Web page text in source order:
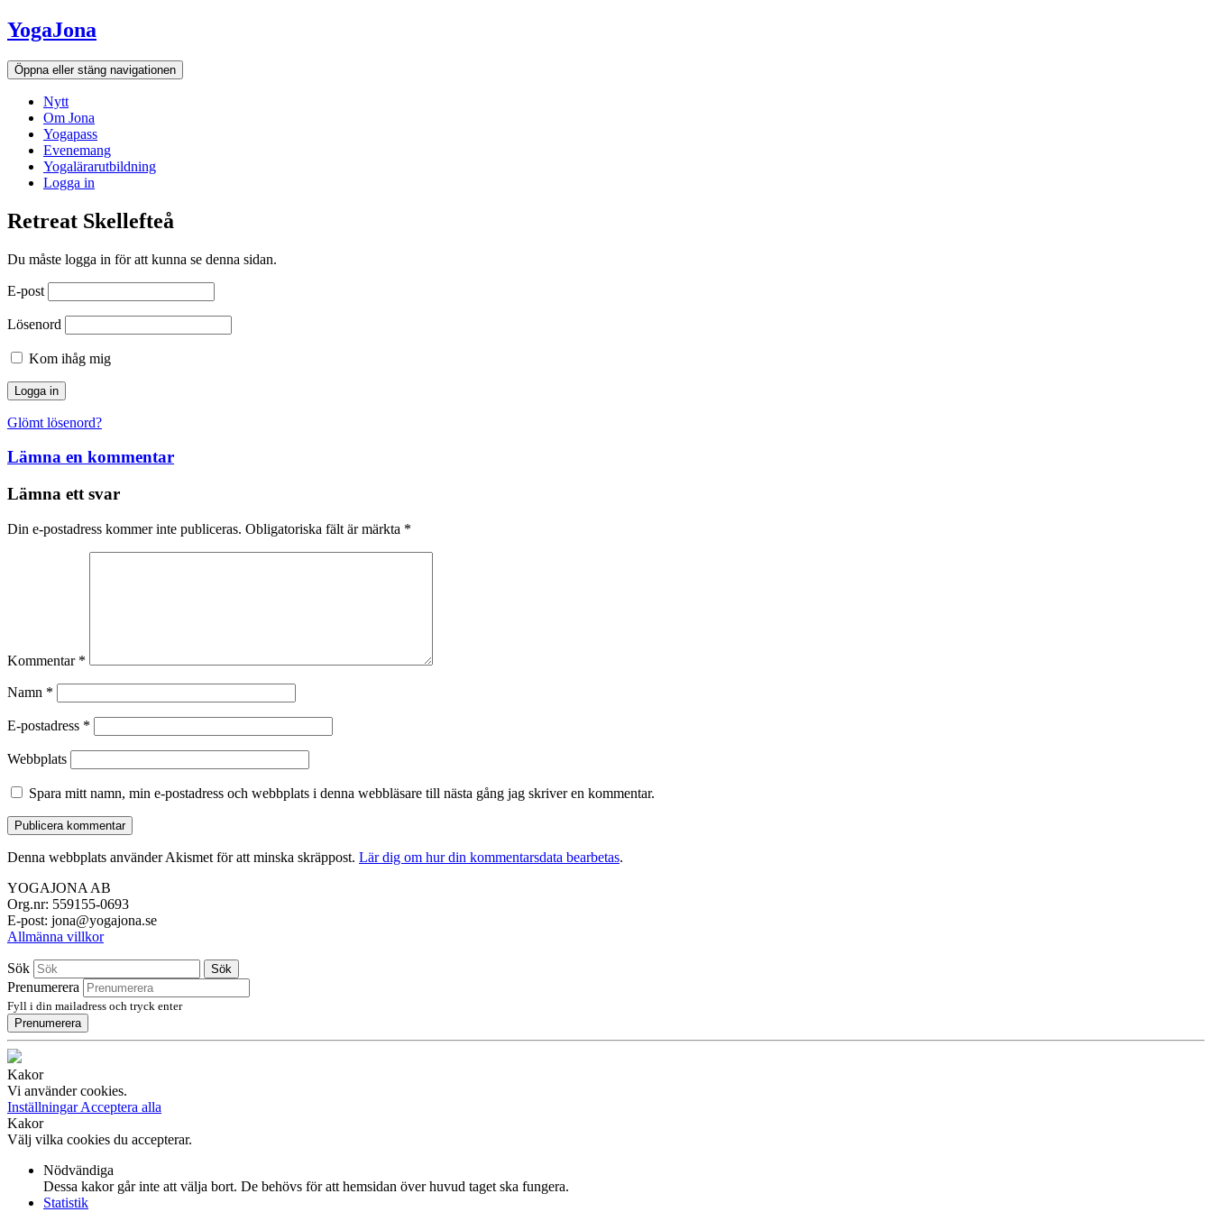
Hoppa
till
innehållet
YogaJona
Öppna eller stäng navigationen
Nytt
Om Jona
Yogapass
Evenemang
Yogalärarutbildning
Logga in
Retreat Skellefteå
Du måste logga in för att kunna se denna sidan.
E-post
Lösenord
Kom ihåg mig
Glömt lösenord?
Lämna en kommentar
Lämna ett svar
Din e-postadress kommer inte publiceras. Obligatoriska fält är märkta *
Kommentar *
Namn *
E-postadress *
Webbplats
Spara mitt namn, min e-postadress och webbplats i denna webbläsare till nästa gång jag skriver en kommentar.
Denna webbplats använder Akismet för att minska skräppost. Lär dig om hur din kommentarsdata bearbetas.
YOGAJONA AB
Org.nr: 559155-0693
E-post: jona@yogajona.se
Allmänna villkor
Sök Sök
Prenumerera
Fyll i din mailadress och tryck enter
Prenumerera
Kakor
Vi använder cookies.
InställningarAcceptera alla
Kakor
Välj vilka cookies du accepterar.
Nödvändiga
Dessa kakor går inte att välja bort. De behövs för att hemsidan över huvud taget ska fungera.
Statistik